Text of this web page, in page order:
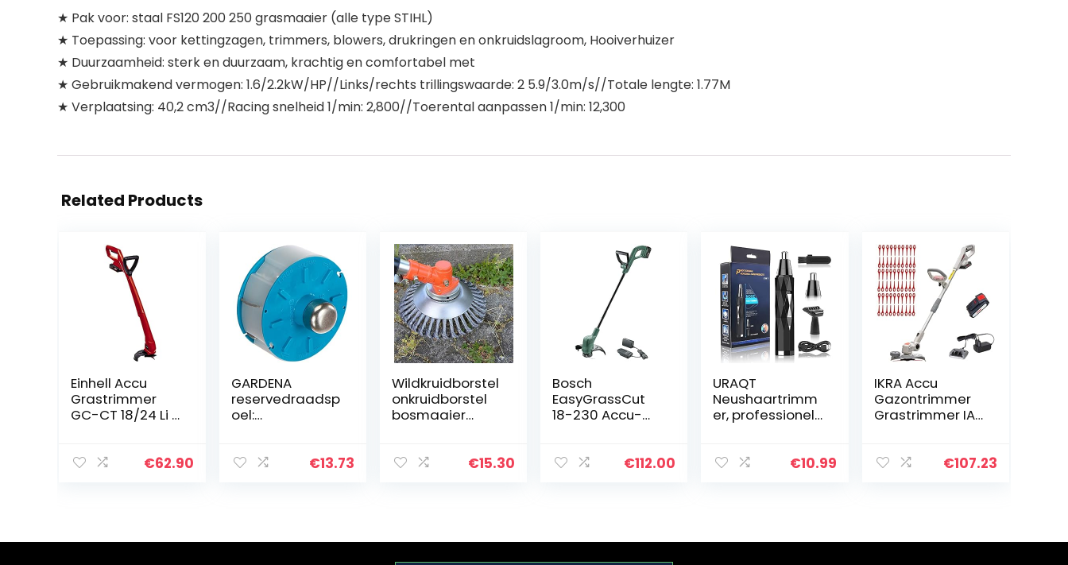
★ Pak voor: staal FS120 200 250 grasmaaier (alle type STIHL)
★ Toepassing: voor kettingzagen, trimmers, blowers, drukringen en onkruidslagroom, Hooiverhuizer
★ Duurzaamheid: sterk en duurzaam, krachtig en comfortabel met
★ Gebruikmakend vermogen: 1.6/2.2kW/HP//Links/rechts trillingswaarde: 2 5.9/3.0m/s//Totale lengte: 1.77M
★ Verplaatsing: 40,2 cm3//Racing snelheid 1/min: 2,800//Toerental aanpassen 1/min: 12,300
Related Products
Einhell Accu
Grastrimmer
GC-CT 18/24 Li P
Ion, 18 V, 8500
€62.90
GARDENA
reservedraadsp
oel:
voor GARDENA
System…
€13.73
Wildkruidborstel
onkruidborstel
bosmaaier
and Weeding
€15.30
Bosch
EasyGrassCut
18-230 Accu-
systeem,
€112.00
URAQT
Neushaartrimm
er, professionele
neushaartrimm
€10.99
IKRA Accu
Gazontrimmer
Grastrimmer IAT
nylon messen
€107.23